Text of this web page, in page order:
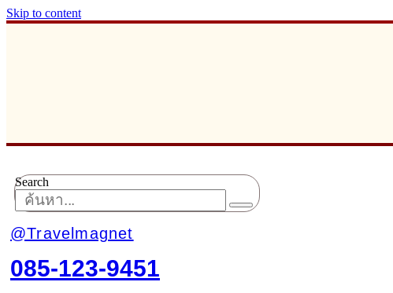
Skip to content
Search
@Travelmagnet
085-123-9451